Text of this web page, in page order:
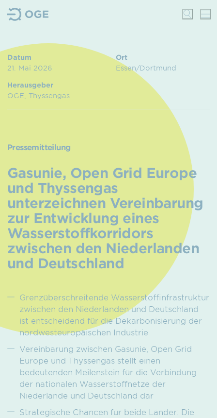
Datum
21. Mai 2026
Ort
Essen/Dortmund
Herausgeber
OGE, Thyssengas
Pressemitteilung
Gasunie, Open Grid Europe
und Thyssengas
unterzeichnen Vereinbarung
zur Entwicklung eines
Wasserstoffkorridors
zwischen den Niederlanden
und Deutschland
Grenzüberschreitende Wasserstoffinfrastruktur
zwischen den Niederlanden und Deutschland
ist entscheidend für die Dekarbonisierung der
nordwesteuropäischen Industrie
Vereinbarung zwischen Gasunie, Open Grid
Europe und Thyssengas stellt einen
bedeutenden Meilenstein für die Verbindung
der nationalen Wasserstoffnetze der
Niederlande und Deutschland dar
Strategische Chancen für beide Länder: Die